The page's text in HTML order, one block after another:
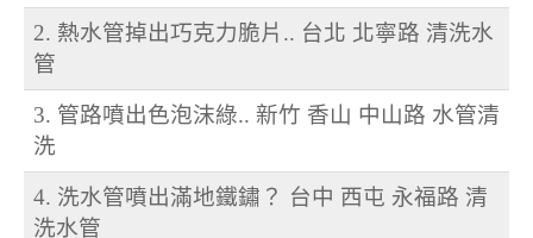
2. 熱水管掉出巧克力脆片.. 台北 北寧路 清洗水
管
3. 管路噴出色泡沫綠.. 新竹 香山 中山路 水管清
洗
4. 洗水管噴出滿地鐵鏽？ 台中 西屯 永福路 清
洗水管